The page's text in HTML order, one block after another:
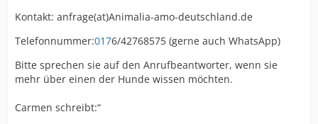
Kontakt: anfrage(at)Animalia-amo-deutschland.de
Telefonnummer:0176/42768575 (gerne auch WhatsApp)
Bitte sprechen sie auf den Anrufbeantworter, wenn sie
mehr über einen der Hunde wissen möchten.
Carmen schreibt:“